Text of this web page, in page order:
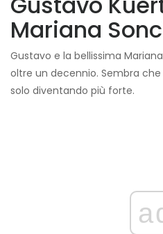
Mariana
Gustavo e la bellissima
oltre un decennio. Sembra
solo diventando più forte.